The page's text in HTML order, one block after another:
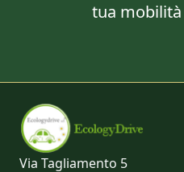
tua
Via Tagliamento 5